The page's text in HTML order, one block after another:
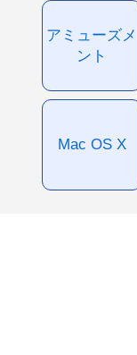
アミューズメ
ント
Mac OS X